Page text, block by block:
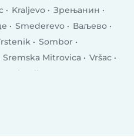
Kraljevo
Зрењанин
Smederevo
Ваљево
Sombor
Sremska Mitrovica
Vršac
Prokuplje